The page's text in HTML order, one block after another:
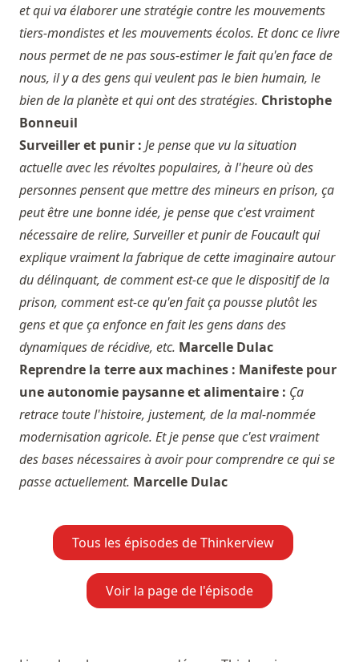
et qui va élaborer une stratégie contre les mouvements
tiers-mondistes et les mouvements écolos. Et donc ce livre
nous permet de ne pas sous-estimer le fait qu'en face de
nous, il y a des gens qui veulent pas le bien humain, le
bien de la planète et qui ont des stratégies. Christophe
Bonneuil
Surveiller et punir : Je pense que vu la situation
actuelle avec les révoltes populaires, à l'heure où des
personnes pensent que mettre des mineurs en prison, ça
peut être une bonne idée, je pense que c'est vraiment
nécessaire de relire, Surveiller et punir de Foucault qui
explique vraiment la fabrique de cette imaginaire autour
du délinquant, de comment est-ce que le dispositif de la
prison, comment est-ce qu'en fait ça pousse plutôt les
gens et que ça enfonce en fait les gens dans des
dynamiques de récidive, etc. Marcelle Dulac
Reprendre la terre aux machines : Manifeste pour
une autonomie paysanne et alimentaire : Ça
retrace toute l'histoire, justement, de la mal-nommée
modernisation agricole. Et je pense que c'est vraiment
des bases nécessaires à avoir pour comprendre ce qui se
passe actuellement. Marcelle Dulac
Tous les épisodes de Thinkerview
Voir la page de l'épisode